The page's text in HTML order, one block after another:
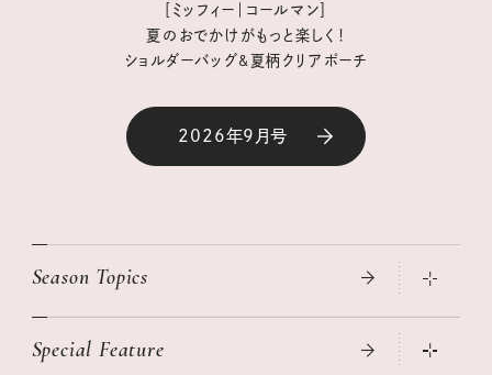
［ミッフィー｜コールマン］
夏のおでかけがもっと楽しく！
ショルダーバッグ&夏柄クリアポーチ
2026年9月号
Season Topics
真夏のひんやりグッズ 2026
Special Feature